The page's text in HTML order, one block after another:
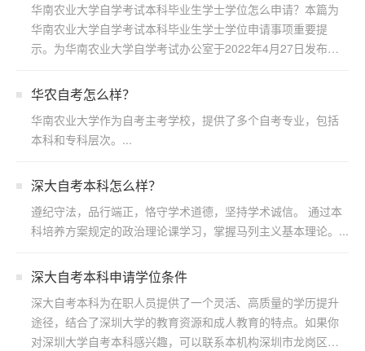
华南农业大学自学考试本科毕业生学士学位怎么申请？本篇为
华南农业大学自学考试本科毕业生学士学位申请事项重要提
示。为华南农业大学自学考试办公室于2022年4月27日发布，
华农自考怎么样？
华南农业大学作为自考主考学校，提供了多个自考专业，包括
本科和专科层次。...
深大自考本科怎么样？
遵纪守法，品行端正，恪守学术道德，坚持学术诚信。 通过本
科培养方案规定的政治理论课学习，掌握马列主义基本理论。...
深大自考本科申请学位条件
深大自考本科为在职人员提供了一个灵活、高质量的学历提升
途径，结合了深圳大学的教育资源和成人教育的特点。如果你
对深圳大学自考本科感兴趣，可以联系本机构深圳市龙岗区浩